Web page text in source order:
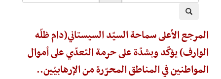
المرجع الأعلى سماحة السيّد السيستاني(دام ظلّه
الوارف) يؤكّد وبشدّة على حرمة التعدّي على أموال
المواطنين في المناطق المحرّرة من الإرهابيّين..